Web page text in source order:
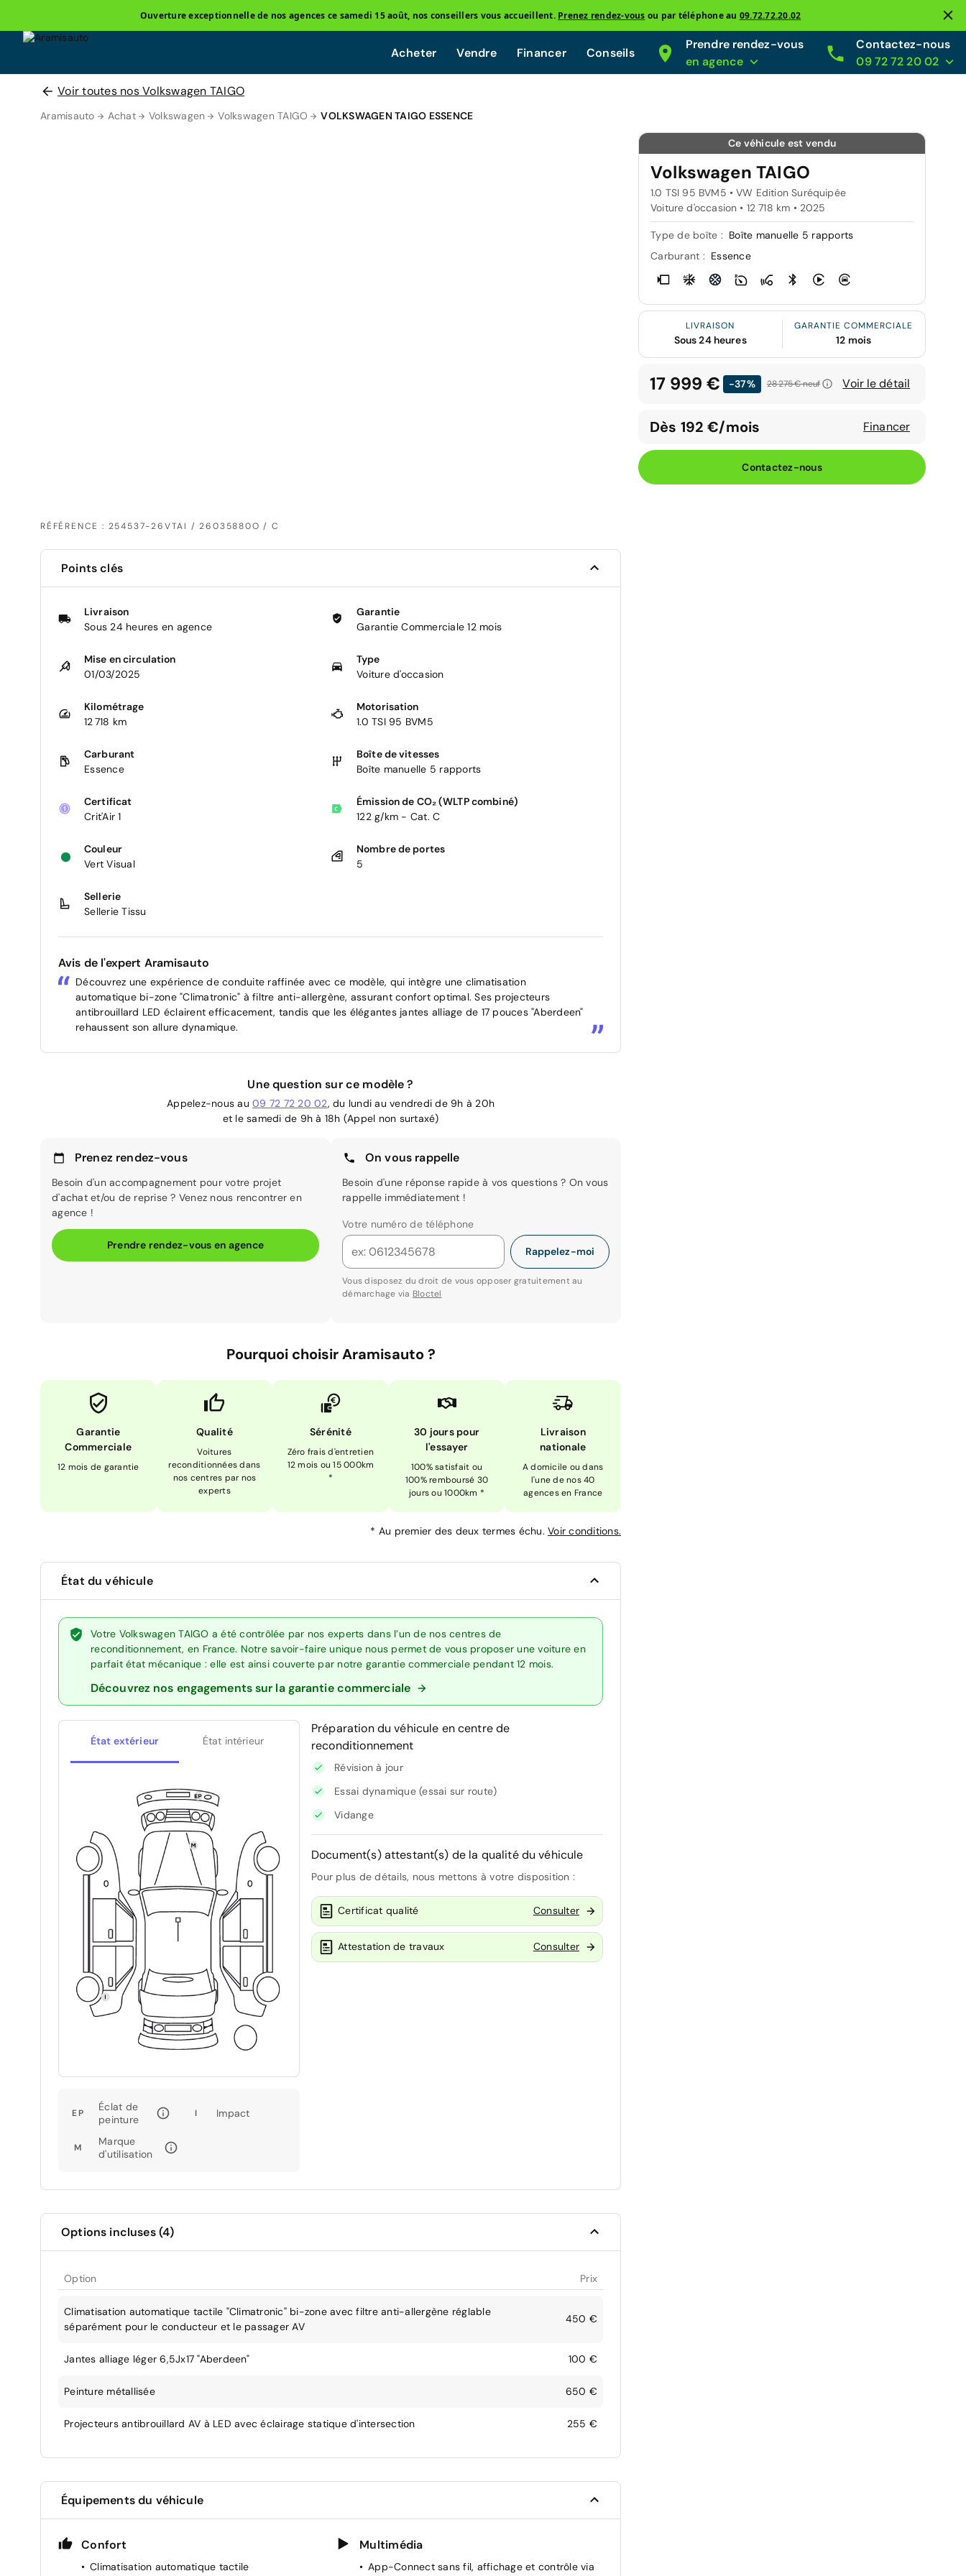
Ouverture exceptionnelle de nos agences ce samedi 15 août, nos conseillers vous accueillent. Prenez rendez-vous ou par téléphone au 09.72.72.20.02
Acheter Vendre Financer Conseils
Prendre rendez-vous
en agence
Contactez-nous
09 72 72 20 02
Voir toutes nos Volkswagen TAIGO
Aramisauto Achat Volkswagen Volkswagen TAIGO VOLKSWAGEN TAIGO ESSENCE
RÉFÉRENCE : 254537-26VTAI / 26035880O / C
Ce véhicule est vendu
Volkswagen TAIGO
1.0 TSI 95 BVM5 • VW Edition Suréquipée
Voiture d'occasion • 12 718 km • 2025
Type de boîte : Boîte manuelle 5 rapports
Carburant : Essence
LIVRAISON
Sous 24 heures
GARANTIE COMMERCIALE
12 mois
17 999 € -37% 28 275 €neuf Voir le détail
Dès 192 €/mois Financer
Contactez-nous
Points clés
Livraison
Sous 24 heures en agence
Garantie
Garantie Commerciale 12 mois
Mise en circulation
01/03/2025
Type
Voiture d'occasion
Kilométrage
12 718 km
Motorisation
1.0 TSI 95 BVM5
Carburant
Essence
Boîte de vitesses
Boîte manuelle 5 rapports
Certificat
Crit'Air 1
Émission de CO₂ (WLTP combiné)
122 g/km - Cat. C
Couleur
Vert Visual
Nombre de portes
5
Sellerie
Sellerie Tissu
Avis de l'expert Aramisauto
Découvrez une expérience de conduite raffinée avec ce modèle, qui intègre une climatisation
automatique bi-zone "Climatronic" à filtre anti-allergène, assurant confort optimal. Ses projecteurs
antibrouillard LED éclairent efficacement, tandis que les élégantes jantes alliage de 17 pouces "Aberdeen"
rehaussent son allure dynamique.
Une question sur ce modèle ?
Appelez-nous au 09 72 72 20 02, du lundi au vendredi de 9h à 20h
et le samedi de 9h à 18h (Appel non surtaxé)
Prenez rendez-vous
Besoin d'un accompagnement pour votre projet
d'achat et/ou de reprise ? Venez nous rencontrer en
agence !
Prendre rendez-vous en agence
On vous rappelle
Besoin d'une réponse rapide à vos questions ? On vous
rappelle immédiatement !
Votre numéro de téléphone
Rappelez-moi
Vous disposez du droit de vous opposer gratuitement au
démarchage via Bloctel
Pourquoi choisir Aramisauto ?
Garantie
Commerciale
12 mois de garantie
Qualité
Voitures
reconditionnées dans
nos centres par nos
experts
Sérénité
Zéro frais d'entretien
12 mois ou 15 000km
*
30 jours pour
l'essayer
100% satisfait ou
100% remboursé 30
jours ou 1000km *
Livraison
nationale
A domicile ou dans
l'une de nos 40
agences en France
* Au premier des deux termes échu. Voir conditions.
État du véhicule
Votre Volkswagen TAIGO a été contrôlée par nos experts dans l’un de nos centres de
reconditionnement, en France. Notre savoir-faire unique nous permet de vous proposer une voiture en
parfait état mécanique : elle est ainsi couverte par notre garantie commerciale pendant 12 mois.
Découvrez nos engagements sur la garantie commerciale
État extérieur État intérieur
EP
Éclat de
peinture
I Impact
M
Marque
d'utilisation
Préparation du véhicule en centre de
reconditionnement
Révision à jour
Essai dynamique (essai sur route)
Vidange
Document(s) attestant(s) de la qualité du véhicule
Pour plus de détails, nous mettons à votre disposition :
Certificat qualité Consulter
Attestation de travaux Consulter
Options incluses (4)
Option Prix
Climatisation automatique tactile "Climatronic" bi-zone avec filtre anti-allergène réglable
séparément pour le conducteur et le passager AV
450 €
Jantes alliage léger 6,5Jx17 "Aberdeen" 100 €
Peinture métallisée 650 €
Projecteurs antibrouillard AV à LED avec éclairage statique d'intersection 255 €
Équipements du véhicule
Confort
Climatisation automatique tactile
Multimédia
App-Connect sans fil, affichage et contrôle via